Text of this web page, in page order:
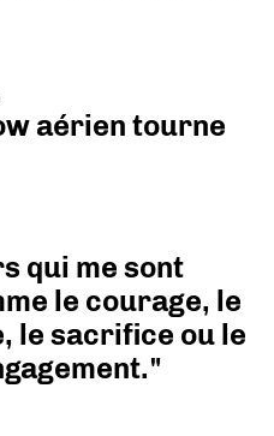
aérien tourne
qui me sont
le courage, le
le sacrifice ou le